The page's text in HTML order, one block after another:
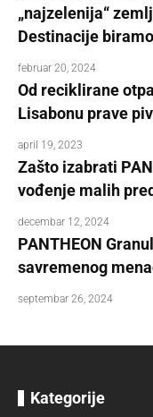
„najzelenija“
Destinacije
februar 20, 2024
Od reciklirane
Lisabonu prave
april 19, 2023
Zašto izabrati
vođenje malih
decembar 12, 2024
PANTHEON
savremenog
septembar 26, 2024
Kategorije